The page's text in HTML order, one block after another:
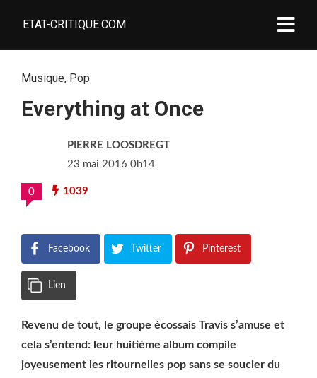
ETAT-CRITIQUE.COM
Musique, Pop
Everything at Once
PIERRE LOOSDREGT
23 mai 2016 0h14
0 1039
Facebook Twitter Pinterest
Lien
Revenu de tout, le groupe écossais Travis s’amuse et
cela s’entend: leur huitième album compile
joyeusement les ritournelles pop sans se soucier du